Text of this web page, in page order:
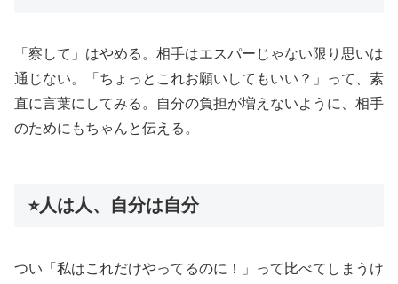
「察して」はやめる。相手はエスパーじゃない限り思いは
通じない。「ちょっとこれお願いしてもいい？」って、素
直に言葉にしてみる。自分の負担が増えないように、相手
のためにもちゃんと伝える。
⭐︎人は人、自分は自分
つい「私はこれだけやってるのに！」って比べてしまうけ